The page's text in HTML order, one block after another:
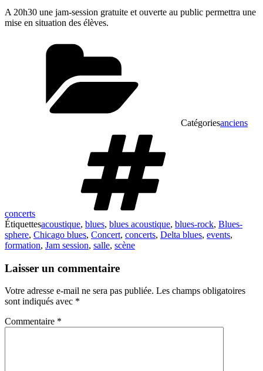
A 20h30 une jam-session gratuite et ouverte au public permettra une
mise en situation des élèves.
Catégoriesanciens
concerts
Étiquettesacoustique, blues, blues acoustique, blues-rock, Blues-
sphere, Chicago blues, Concert, concerts, Delta blues, events,
formation, Jam session, salle, scène
Laisser un commentaire
Votre adresse e-mail ne sera pas publiée. Les champs obligatoires
sont indiqués avec *
Commentaire *